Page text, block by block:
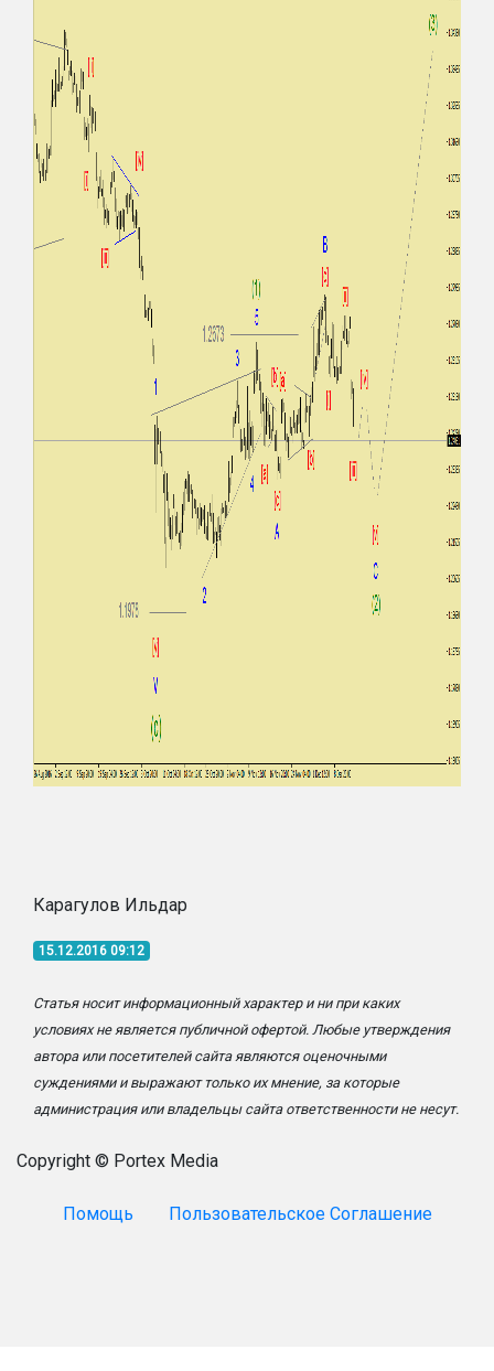
Карагулов Ильдар
15.12.2016 09:12
Статья носит информационный характер и ни при каких
условиях не является публичной офертой. Любые утверждения
автора или посетителей сайта являются оценочными
суждениями и выражают только их мнение, за которые
администрация или владельцы сайта ответственности не несут.
Copyright © Portex Media
Помощь Пользовательское Соглашение